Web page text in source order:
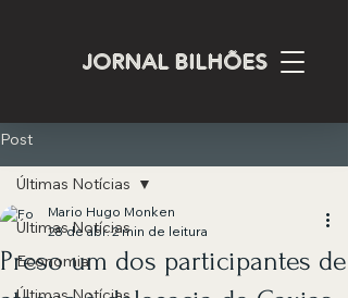
JORNAL BILHÕES
Post
Últimas Notícias
Economia
Últimas Notícias
Preso um dos participantes de
Mario Hugo Monken
28 de abr.2 min de leitura